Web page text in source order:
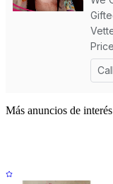
Más anuncios de interés